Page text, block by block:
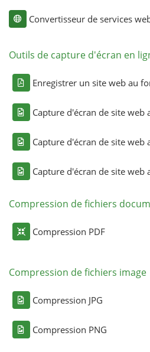
Convertisseur de services
Outils de capture d'écran en
Enregistrer un site web au
Capture d'écran de site web
Capture d'écran de site web
Capture d'écran de site web
Compression de fichiers
Compression PDF
Compression de fichiers image
Compression JPG
Compression PNG